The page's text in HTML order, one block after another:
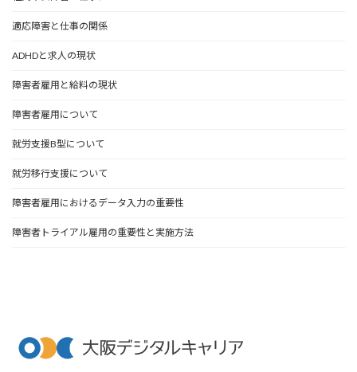
適応障害と仕事の関係
ADHDと求人の現状
障害者雇用と給料の現状
障害者雇用について
就労支援B型について
就労移行支援について
障害者雇用におけるデータ入力の重要性
障害者トライアル雇用の重要性と実施方法